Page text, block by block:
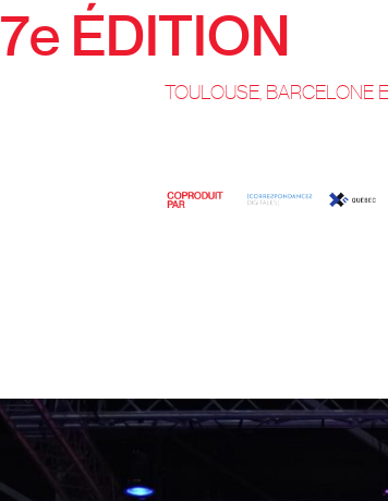
7e ÉDITION
TOULOUSE, BARCELONE